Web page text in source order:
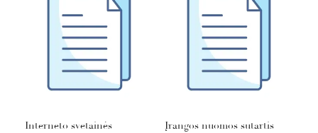
Interneto svetainės
Įrangos nuomos sutartis